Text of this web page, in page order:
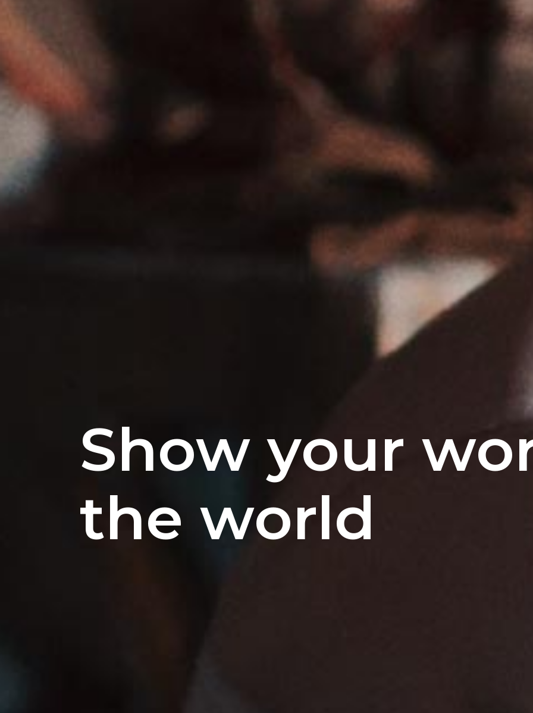
Show your
the world